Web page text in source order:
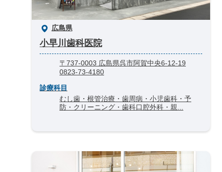
広島県
小早川歯科医院
〒737-0003 広島県呉市阿賀中央6-12-19
0823-73-4180
診療科目
むし歯・根管治療・歯周病・小児歯科・予
防・クリーニング・歯科口腔外科・親...